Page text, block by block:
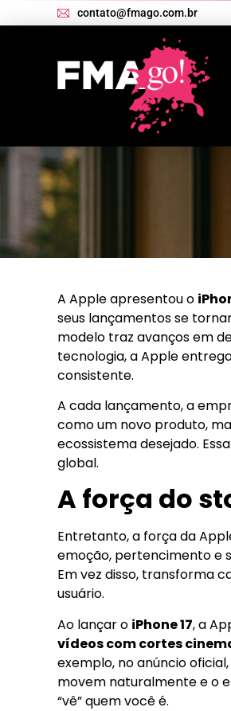
contato@fmago.com.br
A Apple apresentou o
seus lançamentos se
modelo traz avanços em
tecnologia, a Apple
consistente.
A cada lançamento, a
como um novo produto,
ecossistema desejado.
global.
A força do
Entretanto, a força da
emoção, pertencimento e
Em vez disso, transforma
usuário.
Ao lançar o iPhone 17, a
vídeos com cortes
exemplo, no anúncio
movem naturalmente e o
“vê” quem você é.